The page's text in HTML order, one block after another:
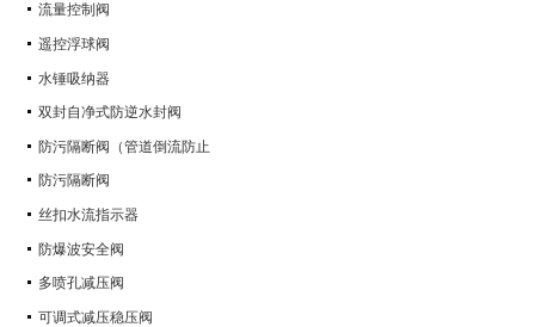
流量控制阀
遥控浮球阀
水锤吸纳器
双封自净式防逆水封阀
防污隔断阀（管道倒流防止
防污隔断阀
丝扣水流指示器
防爆波安全阀
多喷孔减压阀
可调式减压稳压阀